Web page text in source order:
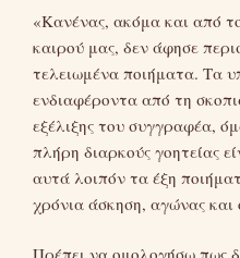
«Κανένας, ακόμα και από
καιρού μας, δεν άφησε
τελειωμένα ποιήματα. Τα
ενδιαφέροντα από τη
εξέλιξης του συγγραφέα,
πλήρη διαρκούς γοητείας
αυτά λοιπόν τα έξη
χρόνια άσκηση, αγώνας